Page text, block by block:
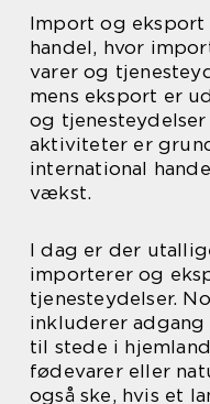
Import og
handel, hvor
varer og
mens eksport er
og
aktiviteter er
international
vækst.
I dag er der
importerer og
tjenesteydelser.
inkluderer
til stede i
fødevarer eller
også ske, hvis et